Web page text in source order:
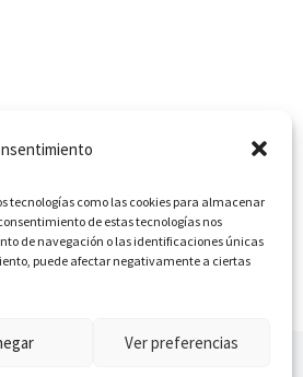
tecnologías como las cookies para almacenar
de estas tecnologías nos
de navegación o las identificaciones únicas
puede afectar negativamente a ciertas
Ver preferencias